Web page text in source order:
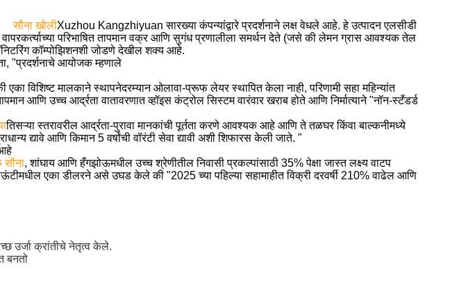
सौना खोलीXuzhou Kangzhiyuan सारख्या कंपन्यांद्वारे प्रदर्शनाने लक्ष वेधले आहे. हे उत्पादन एलसीडी
परिभाषित तापमान वक्र आणि सुगंध प्रणालीला समर्थन देते (जसे की लेमन ग्रास आवश्यक तेल
कॉम्पोझिशनशी जोडणे देखील शक्य आहे.
"प्रदर्शनाचे आयोजक म्हणाले
विशिष्ट मालकाने स्थापनेदरम्यान ओलावा-प्रूफ लेयर स्थापित केला नाही, परिणामी सहा महिन्यांत
आणि उच्च आर्द्रता वातावरणात व्हॉइस कंट्रोल सिस्टम वारंवार खराब होते आणि निर्मात्याने "नॉन-स्टँडर्ड
तिसऱ्या स्तरावरील आर्द्रता-पुरावा मानकांची पूर्तता करणे आवश्यक आहे आणि ते तळघर किंवा बाल्कनीमध्ये
द्यावे आणि किमान 5 वर्षांची वॉरंटी सेवा द्यावी अशी शिफारस केली जाते. "
सौना, शांघाय आणि हँगझोऊमधील उच्च श्रेणीतील निवासी प्रकल्पांसाठी 35% पेक्षा जास्त लक्ष्य वाटप
एका डीलरने असे उघड केले की "2025 च्या पहिल्या सहामाहीत विक्री दरवर्षी 210% वाढेल आणि
उर्जा क्रांतीचे नेतृत्व केले.
बनतो